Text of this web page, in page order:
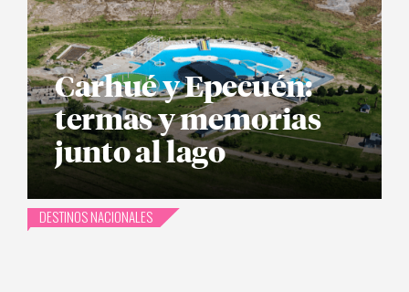
Carhué y Epecuén:
termas y memorias
junto al lago
DESTINOS NACIONALES